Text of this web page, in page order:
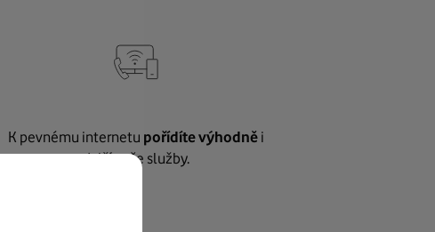
K pevnému internetu pořídíte výhodněi
další naše služby.